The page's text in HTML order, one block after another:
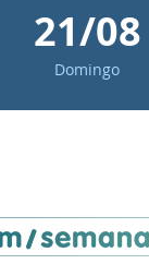
21/08
Domingo